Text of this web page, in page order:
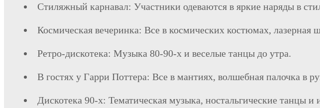
Стиляжный карнавал: Участники одеваются в яркие наряды в
Космическая вечеринка: Все в космических костюмах,
Ретро-дискотека: Музыка 80-90-х и веселые танцы до утра.
В гостях у Гарри Поттера: Все в мантиях, волшебная палочка в
Дискотека 90-х: Тематическая музыка, ностальгические танцы и